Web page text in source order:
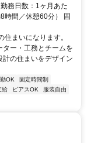
務日数：1ヶ月あた
時間／休憩60分） 固
まいになります。
ー・工務とチームを
の住まいをデザイン
OK
固定時間制
給 ピアスOK
服装自由